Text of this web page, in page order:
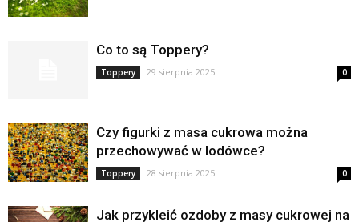
Co to są Toppery?
Toppery 29 sierpnia 2025 0
Czy figurki z masa cukrowa można
przechowywać w lodówce?
Toppery 28 sierpnia 2025 0
Jak przykleić ozdoby z masy cukrowej na